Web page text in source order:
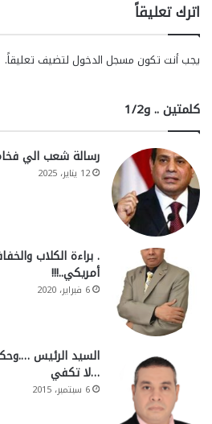
اترك تعليقاً
يجب أنت تكون مسجل الدخول لتضيف تعليقاً.
كلمتين .. و1/2
رسالة شعب الي
12 يناير، 2025
. براءة الكلاب
أمريكي..!!!
6 فبراير، 2020
السيد الرئيس
…لا تكفي
6 سبتمبر، 2015